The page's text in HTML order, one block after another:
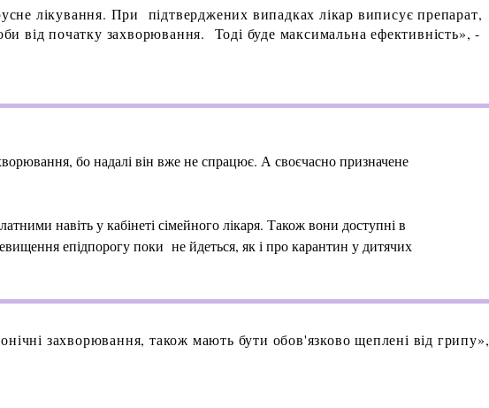
лікування. При підтверджених випадках лікар виписує препарат,
від початку захворювання. Тоді буде максимальна ефективність», -
бо надалі він вже не спрацює. А своєчасно призначене
навіть у кабінеті сімейного лікаря. Також вони доступні в
епідпорогу поки не йдеться, як і про карантин у дитячих
захворювання, також мають бути обов'язково щеплені від грипу»,